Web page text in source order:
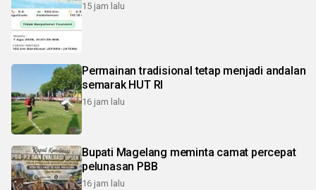
15 jam lalu
Permainan tradisional tetap menjadi andalan
semarak HUT RI
16 jam lalu
Bupati Magelang meminta camat percepat
pelunasan PBB
16 jam lalu